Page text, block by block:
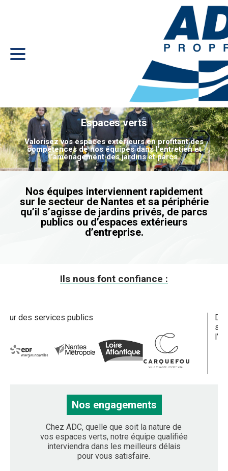
Espaces verts
Valorisez vos espaces extérieurs en profitant des
compétences de nos équipes dans l’entretien et
l’aménagement des jardins et parcs.
Nos équipes interviennent rapidement
sur le secteur de Nantes et sa périphérie
qu’il s’agisse de jardins privés, de parcs
publics ou d’espaces extérieurs
d’entreprise.
Ils nous font confiance :
des services publics
Nos engagements
Chez ADC, quelle que soit la nature de
vos espaces verts, notre équipe qualifiée
interviendra dans les meilleurs délais
pour vous satisfaire.